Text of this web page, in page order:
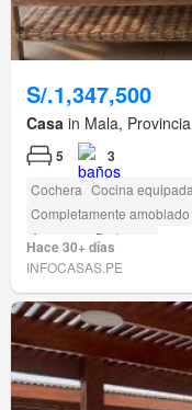
S/.1,347,500
Casa in Mala,
5 3
Cochera Cocina equipada
Completamente amoblado
Ascensor
Barbacoa
Hace 30+ días
INFOCASAS.PE